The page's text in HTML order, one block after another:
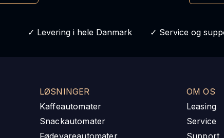
✓ Levering i hele Danmark ✓ Service og
LØSNINGER
Kaffeautomater
Snackautomater
Fødevareautomater
OM OS
Leasing
Service
Support